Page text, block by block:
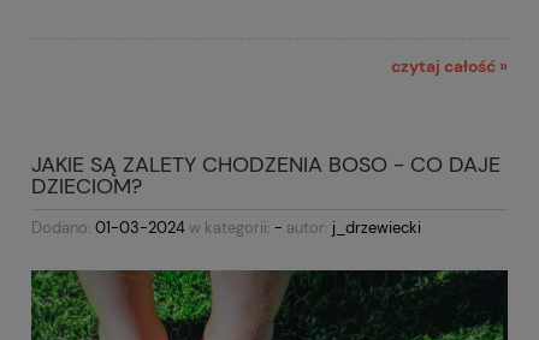
czytaj całość »
JAKIE SĄ ZALETY CHODZENIA BOSO - CO DAJE
DZIECIOM?
Dodano: 01-03-2024w kategorii: - autor: j_drzewiecki